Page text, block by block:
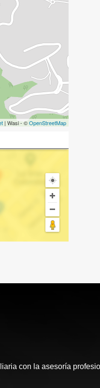
| Wasi - ©OpenStreetMap
con la asesoría